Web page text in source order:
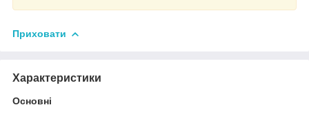
Приховати
Характеристики
Основні